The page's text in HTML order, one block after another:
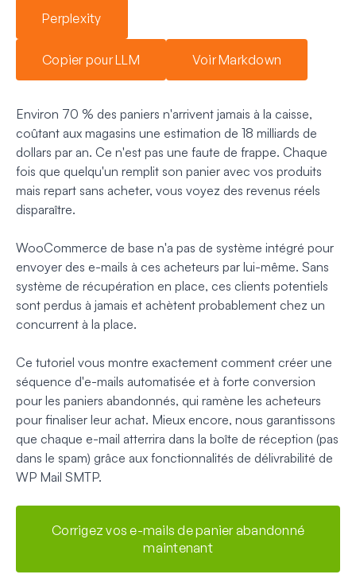
Perplexity
Copier pour LLM Voir Markdown
Environ 70 % des paniers n'arrivent jamais à la caisse,
coûtant aux magasins une estimation de 18 milliards de
dollars par an. Ce n'est pas une faute de frappe. Chaque
fois que quelqu'un remplit son panier avec vos produits
mais repart sans acheter, vous voyez des revenus réels
disparaître.
WooCommerce de base n'a pas de système intégré pour
envoyer des e-mails à ces acheteurs par lui-même. Sans
système de récupération en place, ces clients potentiels
sont perdus à jamais et achètent probablement chez un
concurrent à la place.
Ce tutoriel vous montre exactement comment créer une
séquence d'e-mails automatisée et à forte conversion
pour les paniers abandonnés, qui ramène les acheteurs
pour finaliser leur achat. Mieux encore, nous garantissons
que chaque e-mail atterrira dans la boîte de réception (pas
dans le spam) grâce aux fonctionnalités de délivrabilité de
WP Mail SMTP.
Corrigez vos e-mails de panier abandonné
maintenant